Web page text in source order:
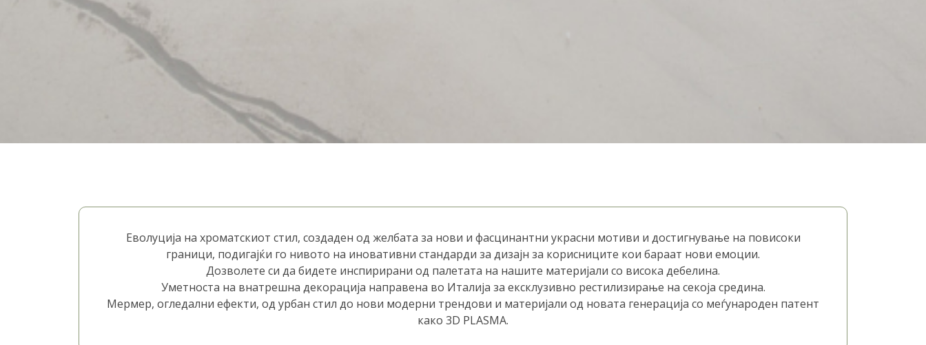
Еволуција на хроматскиот стил, создаден од желбата за нови и фасцинантни украсни мотиви и достигнување на повисоки
граници, подигајќи го нивото на иновативни стандарди за дизајн за корисниците кои бараат нови емоции.
Дозволете си да бидете инспирирани од палетата на нашите материјали со висока дебелина.
Уметноста на внатрешна декорација направена во Италија за ексклузивно рестилизирање на секоја средина.
Мермер, огледални ефекти, од урбан стил до нови модерни трендови и материјали од новата генерација со меѓународен патент
како 3D PLASMA.